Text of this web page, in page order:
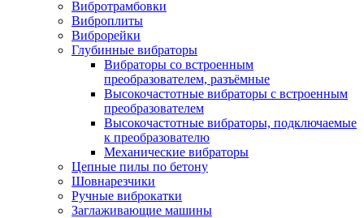
Вибротрамбовки
Виброплиты
Виброрейки
Глубинные вибраторы
Вибраторы со встроенным
преобразователем, разъёмные
Высокочастотные вибраторы с встроенным
преобразователем
Высокочастотные вибраторы, подключаемые
к преобразователю
Механические вибраторы
Цепные пилы по бетону
Шовнарезчики
Ручные виброкатки
Заглаживающие машины